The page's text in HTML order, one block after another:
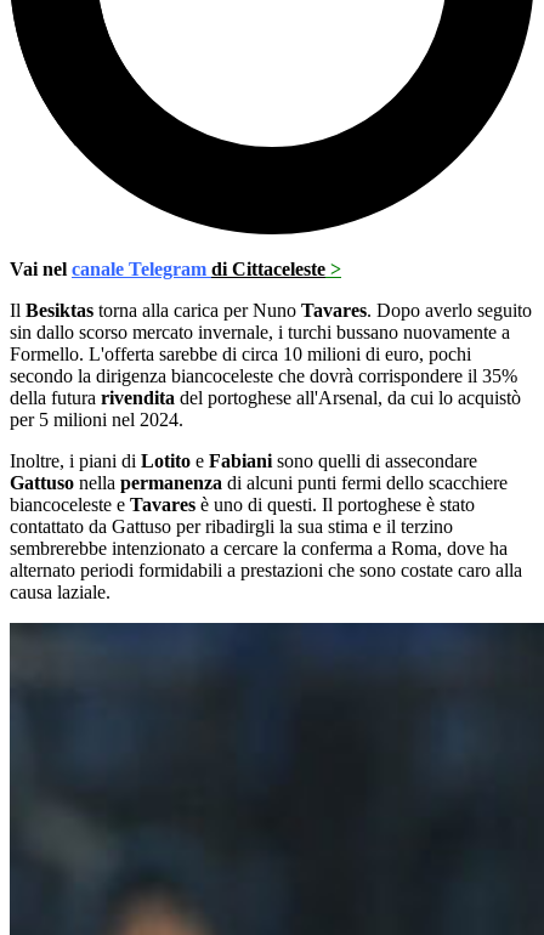
Vai nel canale Telegram di Cittaceleste >
Il Besiktas torna alla carica per Nuno Tavares. Dopo averlo seguito
sin dallo scorso mercato invernale, i turchi bussano nuovamente a
Formello. L'offerta sarebbe di circa 10 milioni di euro, pochi
secondo la dirigenza biancoceleste che dovrà corrispondere il 35%
della futura rivendita del portoghese all'Arsenal, da cui lo acquistò
per 5 milioni nel 2024.
Inoltre, i piani di Lotito e Fabiani sono quelli di assecondare
Gattuso nella permanenza di alcuni punti fermi dello scacchiere
biancoceleste e Tavares è uno di questi. Il portoghese è stato
contattato da Gattuso per ribadirgli la sua stima e il terzino
sembrerebbe intenzionato a cercare la conferma a Roma, dove ha
alternato periodi formidabili a prestazioni che sono costate caro alla
causa laziale.